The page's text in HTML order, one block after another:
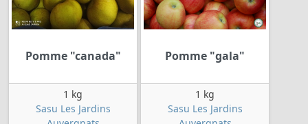
Pomme "canada"
1 kg
Sasu Les Jardins
Pomme "gala"
1 kg
Sasu Les Jardins